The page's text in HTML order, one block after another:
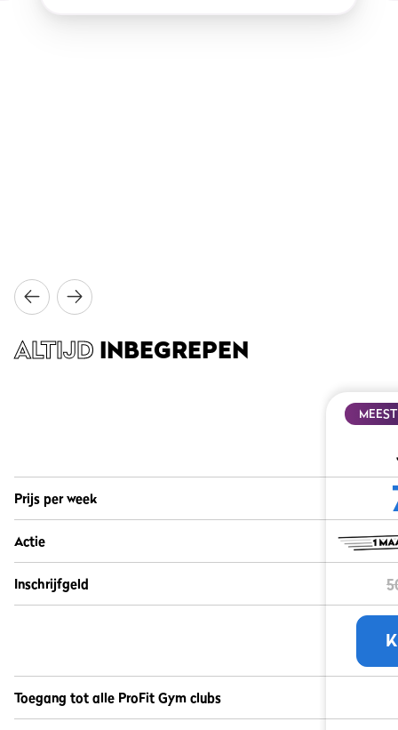
ALTIJD INBEGREPEN
Prijs per week
Actie
Inschrijfgeld
Toegang tot alle ProFit Gym clubs